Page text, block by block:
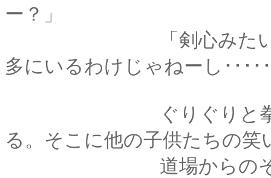
ー？」
「剣心みたいな物好
多にいるわけじゃねーし･･･
ぐりぐりと拳固で小
る。そこに他の子供たちの笑
道場からのそんな声